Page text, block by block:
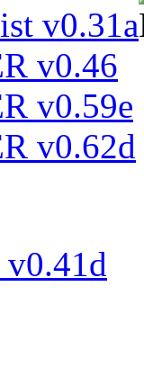
v0.31a
v0.46
v0.59e
v0.62d